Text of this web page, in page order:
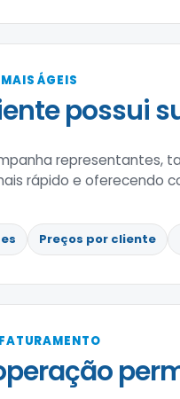
ÁGEIS
possui
representantes,
rápido e oferecendo
Preços por cliente